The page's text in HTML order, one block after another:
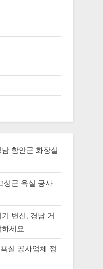
함안군 화장실
성군 욕실 공사
변신, 경남 거
세요
실 공사업체 정